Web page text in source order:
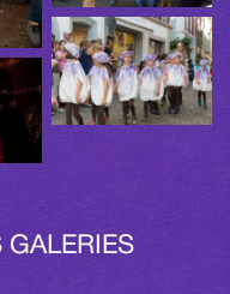
GALERIES